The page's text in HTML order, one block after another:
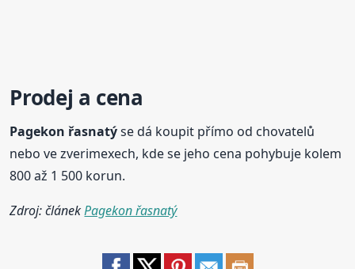
Prodej a cena
Pagekon řasnatýse dá koupit přímo od chovatelů
nebo ve zverimexech, kde se jeho cena pohybuje kolem
800 až 1 500 korun.
Zdroj: článekPagekon řasnatý